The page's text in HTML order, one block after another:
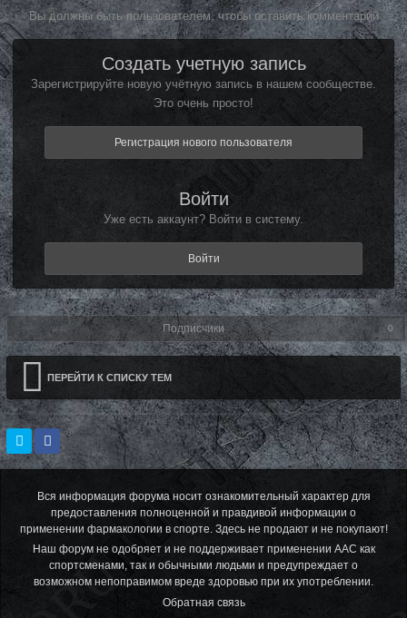
Вы должны быть пользователем, чтобы оставить комментарий
Создать учетную запись
Зарегистрируйте новую учётную запись в нашем сообществе.
Это очень просто!
Регистрация нового пользователя
Войти
Уже есть аккаунт? Войти в систему.
Войти
Подписчики 0
ПЕРЕЙТИ К СПИСКУ ТЕМ
Вся информация форума носит ознакомительный характер для
предоставления полноценной и правдивой информации о
применении фармакологии в спорте. Здесь не продают и не покупают!
Наш форум не одобряет и не поддерживает применении ААС как
спортсменами, так и обычными людьми и предупреждает о
возможном непоправимом вреде здоровью при их употреблении.
Обратная связь